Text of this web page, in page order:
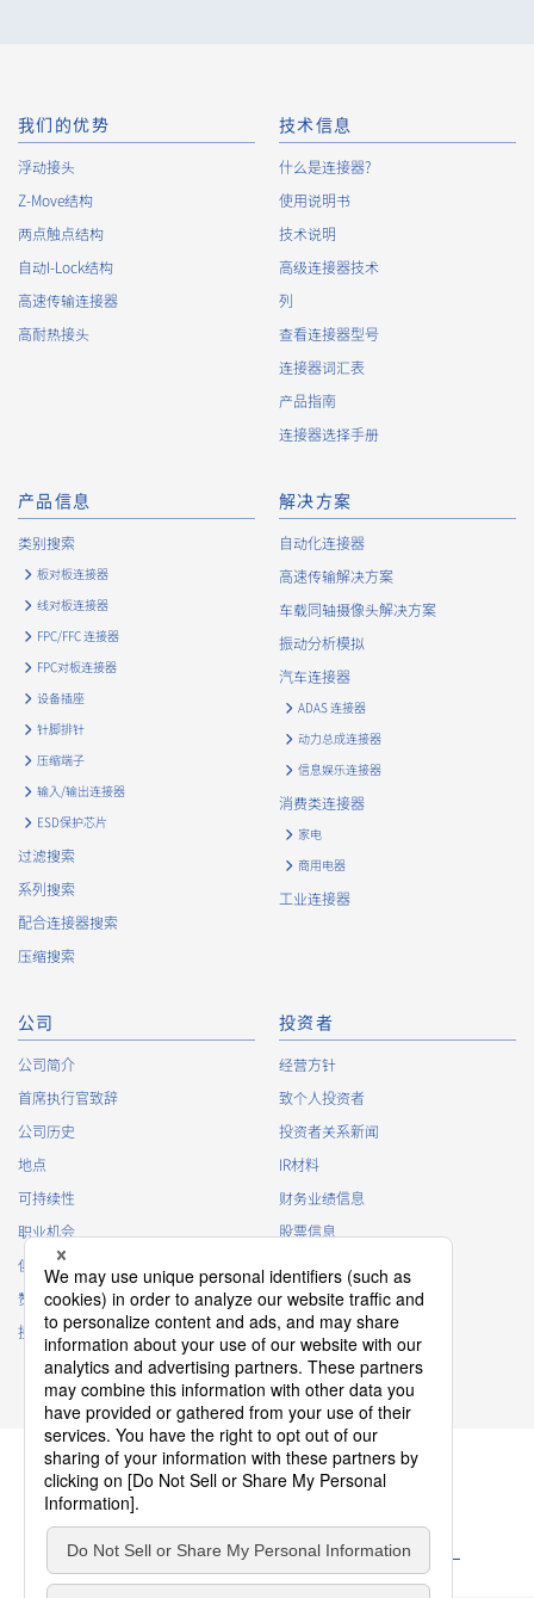
10.The Company will continuously review and regularly evaluate
the management systems and measures to protect personal
data, and strive to improve the management systems and
measures.
About the Handling of Personal Information
1. Collection of Personal Information
When providing the services of the Company, the Company
obtains personal information such as the name, address,
(your company name, department name, position, address,
information, and access logs of the Customers, etc. from. The
Company shall not properly acquire personal information or
acquire personal information by deception or other wrongful
means.
The Company uses cookies and other tracking technologies
(e.g., web beacons) to collect information about your access
history and usage status on this website, including identifiers
such as IP addresses (hereinafter referred to as “cookies”).
information) is collected. Cookie information may be
associated with personal information of Customers’ member
services held by the Company. Cookie information that is
associated with personal information will be handled in
accordance with the following and the Cookie Policy.
https://www.irisoele.com/cn/cookie/
2. Purposes of Use of Personal Information
The purposes of use of personal information acquired by the
following purposes of use to the extent which is deemed
shall notify or publicly announce the changed purposes of use
to the relevant person of the Customers, etc.
To provide campaigns and events for the Customers, etc.
・
To improve customer service, including market research,
data analysis, and the planning and development of
・
To control the data of the Customers, etc.
・
To manage the progress of transactions with the
Customers
・
To conduct questionnaires to the Customers, etc.
・
To respond to the inquiries from the Customers, etc.
・
For marketing research and analysis
Personal information of other companies, organizations,
government agency clients and business partners
・
To respond to inquiries, business negotiations, meetings,
etc. necessary for business and communication
・
For the performance of contracts or management of
我们的优势
浮动接头
Z-Move结构
两点触点结构
自动I-Lock结构
高速传输连接器
高耐热接头
技术信息
什么是连接器?
使用说明书
技术说明
高级连接器技术
列
查看连接器型号
连接器词汇表
产品指南
连接器选择手册
产品信息
类别搜索
板对板连接器
线对板连接器
FPC/FFC 连接器
FPC对板连接器
设备插座
针脚排针
压缩端子
输入/输出连接器
ESD保护芯片
过滤搜索
系列搜索
配合连接器搜索
压缩搜索
解决方案
自动化连接器
高速传输解决方案
车载同轴摄像头解决方案
振动分析模拟
汽车连接器
ADAS 连接器
动力总成连接器
信息娱乐连接器
消费类连接器
家电
商用电器
工业连接器
公司
公司简介
首席执行官致辞
公司历史
地点
可持续性
职业机会
俱乐部活动
赞助
接触
投资者
经营方针
致个人投资者
投资者关系新闻
IR材料
财务业绩信息
股票信息
IR日历
IR常见问题
IR策略
免责声明
隐私政策 Cookie 政策 ソーシャルメディアポリシー